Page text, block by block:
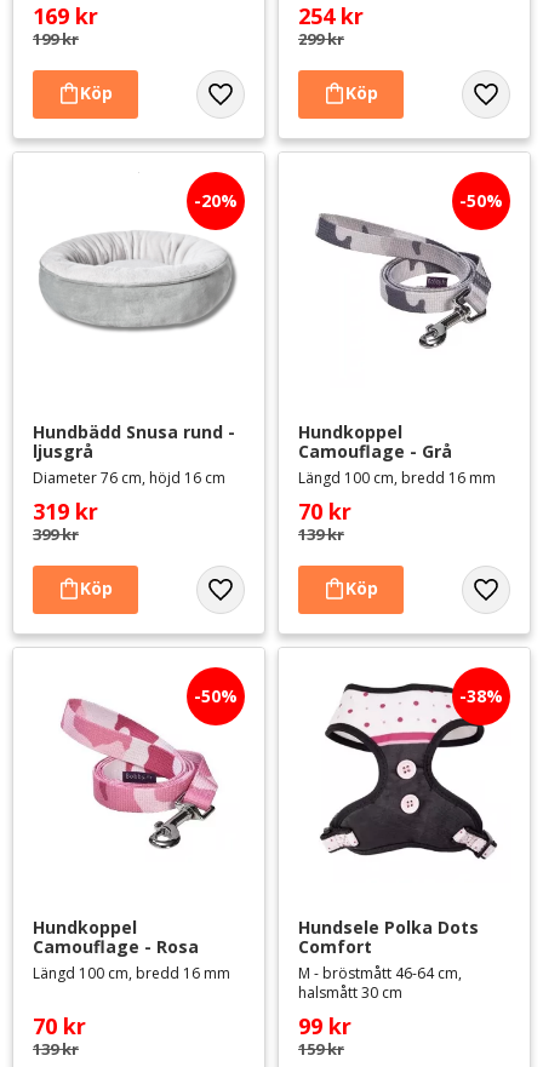
169 kr
199kr
Lägg till i favoriter
254kr
299kr
Lägg
Hundbädd Snusa rund -
ljusgrå
Diameter 76 cm, höjd 16 cm
319 kr
399kr
20%
Lägg till i favoriter
Hundkoppel
Camouflage - Grå
Längd 100 cm, bredd 16 mm
70 kr
139kr
50%
Lägg
Hundkoppel
Camouflage - Rosa
Längd 100 cm, bredd 16 mm
70 kr
139kr
50%
Hundsele Polka Dots
Comfort
M - bröstmått 46-64 cm,
halsmått 30 cm
99 kr
159kr
38%